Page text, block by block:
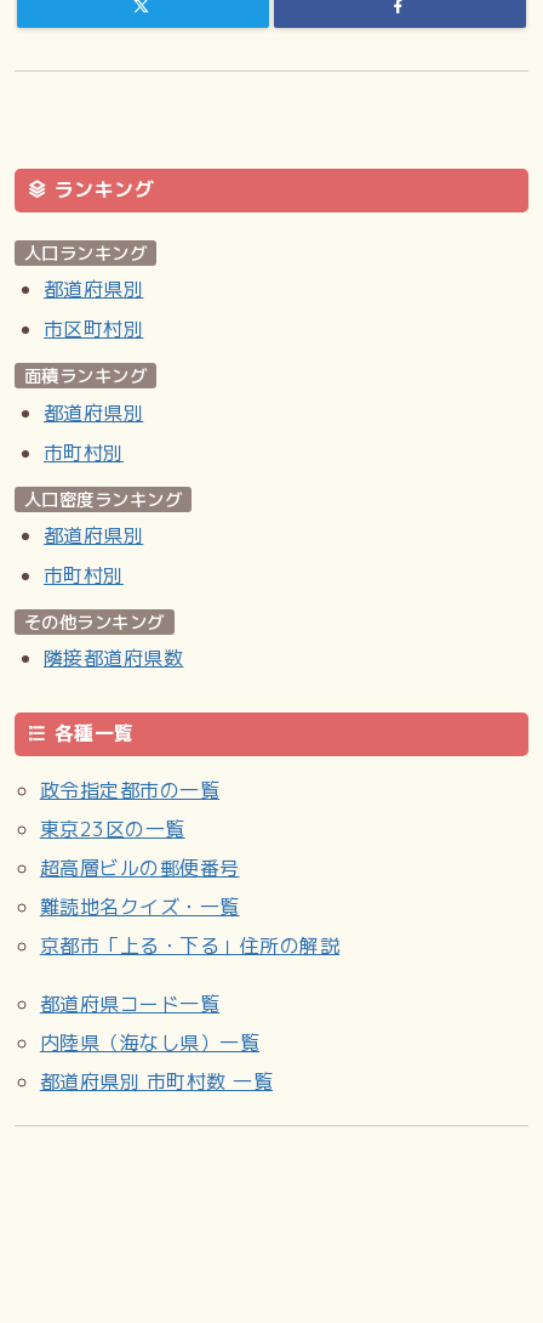
ランキング
人口ランキング
都道府県別
市区町村別
面積ランキング
都道府県別
市町村別
人口密度ランキング
都道府県別
市町村別
その他ランキング
隣接都道府県数
各種一覧
政令指定都市の一覧
東京23区の一覧
超高層ビルの郵便番号
難読地名クイズ・一覧
京都市「上る・下る」住所の解説
都道府県コード一覧
内陸県（海なし県）一覧
都道府県別 市町村数 一覧